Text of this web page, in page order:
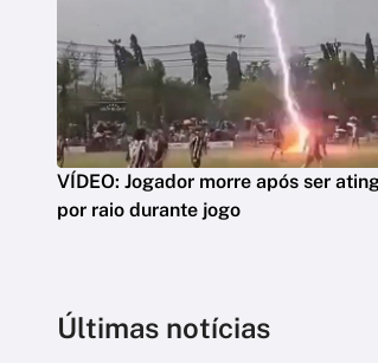
VÍDEO: Jogador morre após ser
por raio durante jogo
Últimas notícias